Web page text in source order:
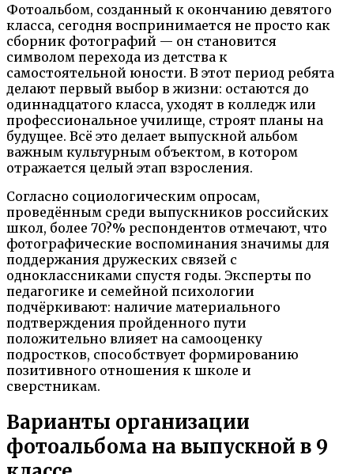
Фотоальбом, созданный к окончанию девятого
класса, сегодня воспринимается не просто как
сборник фотографий — он становится
символом перехода из детства к
самостоятельной юности. В этот период ребята
делают первый выбор в жизни: остаются до
одиннадцатого класса, уходят в колледж или
профессиональное училище, строят планы на
будущее. Всё это делает выпускной альбом
важным культурным объектом, в котором
отражается целый этап взросления.
Согласно социологическим опросам,
проведённым среди выпускников российских
школ, более 70?% респондентов отмечают, что
фотографические воспоминания значимы для
поддержания дружеских связей с
одноклассниками спустя годы. Эксперты по
педагогике и семейной психологии
подчёркивают: наличие материального
подтверждения пройденного пути
положительно влияет на самооценку
подростков, способствует формированию
позитивного отношения к школе и
сверстникам.
Варианты организации
фотоальбома на выпускной в 9